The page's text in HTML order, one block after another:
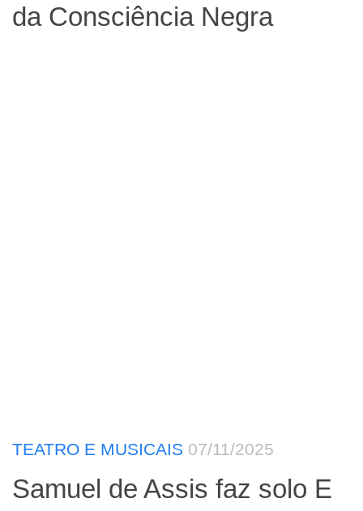
da Consciência Negra
TEATRO E MUSICAIS 07/11/2025
Samuel de Assis faz solo E